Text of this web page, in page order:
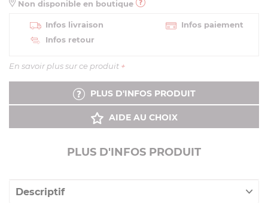
Non disponible en boutique
Infos livraison
Infos paiement
Infos retour
En savoir plus sur ce produit +
PLUS D'INFOS PRODUIT
AIDE AU CHOIX
PLUS D'INFOS PRODUIT
Descriptif